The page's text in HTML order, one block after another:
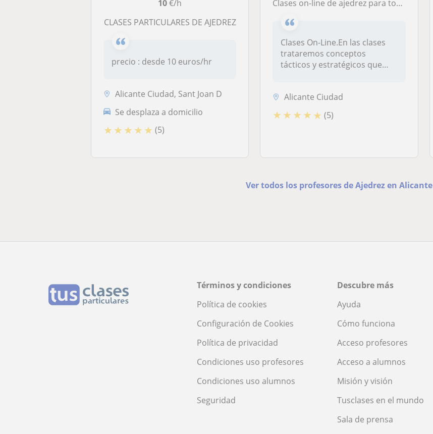
10€/h
CLASES PARTICULARES DE AJEDREZ
precio : desde 10 euros/hr
Alicante Ciudad, Sant Joan D
Se desplaza a domicilio
★ ★ ★ ★ ★ (5)
Clases on-line de ajedrez para tod@s aquellos que desean aprender a jugar, conocer mas en profundidad este hermoso juego y mejorar su nivel
Clases On-Line.En las clases
trataremos conceptos
tácticos y estratégicos que
Alicante Ciudad
★ ★ ★ ★ ★ (5)
Ver todos los profesores de Ajedrez en Alicante
Términos y condiciones
Política de cookies
Configuración de Cookies
Política de privacidad
Condiciones uso profesores
Condiciones uso alumnos
Seguridad
Descubre más
Ayuda
Cómo funciona
Acceso profesores
Acceso a alumnos
Misión y visión
Tusclases en el mundo
Sala de prensa